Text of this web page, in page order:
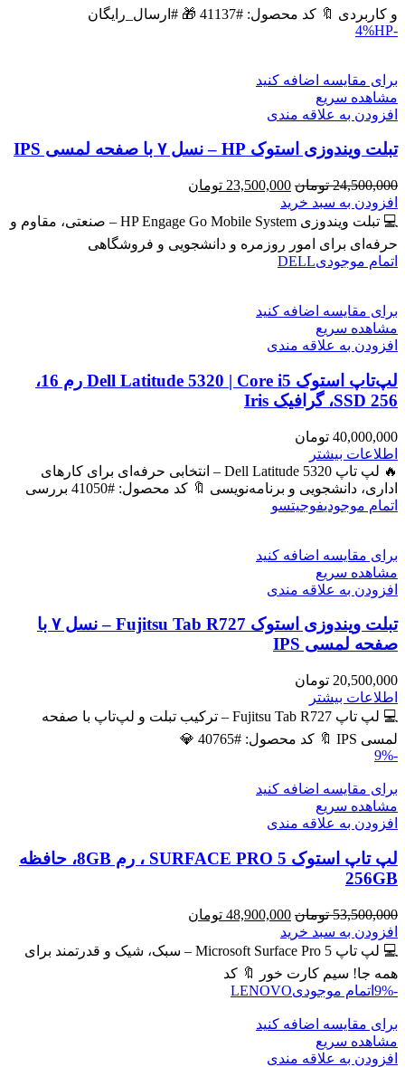
است.
و کاربردی 🔖 کد محصول: #41137 🎁 #ارسال_رایگان
-4%
HP
برای مقایسه اضافه کنید
مشاهده سریع
افزودن به علاقه مندی
تبلت ویندوزی استوک HP – نسل ۷ با صفحه لمسی IPS
24,500,000 تومان قیمت
اصلی
24,500,000 تومان
23,500,000 تومان
23,500,000 تومان
افزودن به سبد خرید
💻 تبلت ویندوزی HP Engage Go Mobile System – صنعتی، مقاوم و
حرفه‌ای برای امور روزمره و دانشجویی و فروشگاهی
اتمام موجودیDELL
برای مقایسه اضافه کنید
مشاهده سریع
افزودن به علاقه مندی
لپ‌تاپ استوک Dell Latitude 5320 | Core i5 رم 16،
SSD 256، گرافیک Iris
40,000,000 تومان
اطلاعات بیشتر
🔥 لپ تاپ Dell Latitude 5320 – انتخابی حرفه‌ای برای کارهای
اداری، دانشجویی و برنامه‌نویسی 🔖 کد محصول: #41050 بررسی
اتمام موجودیفوجیتسو
برای مقایسه اضافه کنید
مشاهده سریع
افزودن به علاقه مندی
تبلت ویندوزی استوک Fujitsu Tab R727 – نسل ۷ با
صفحه لمسی IPS
20,500,000 تومان
اطلاعات بیشتر
💻 لپ تاپ Fujitsu Tab R727 – ترکیب تبلت و لپ‌تاپ با صفحه
لمسی IPS 🔖 کد محصول: #40765 💎
-9%
برای مقایسه اضافه کنید
مشاهده سریع
افزودن به علاقه مندی
لپ تاپ استوک SURFACE PRO 5 ، رم 8GB، حافظه
256GB
53,500,000 تومان قیمت
اصلی
53,500,000 تومان
48,900,000 تومان
48,900,000 تومان
افزودن به سبد خرید
💻 لپ تاپ Microsoft Surface Pro 5 – سبک، شیک و قدرتمند برای
همه جا! سیم کارت خور 🔖 کد
-9%
اتمام موجودیLENOVO
برای مقایسه اضافه کنید
مشاهده سریع
افزودن به علاقه مندی